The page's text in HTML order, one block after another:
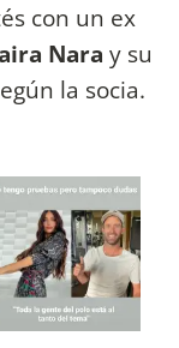
con un ex
Nara y su
la socia.